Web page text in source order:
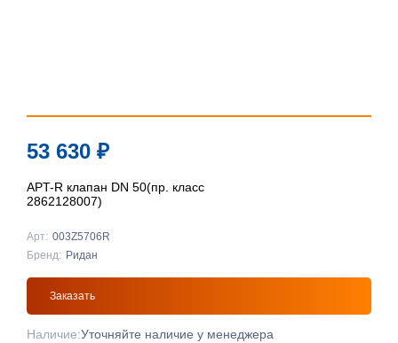
53 630 ₽
APT-R клапан DN 50(пр. класс
2862128007)
Арт: 003Z5706R
Бренд: Ридан
Заказать
Наличие:Уточняйте наличие у менеджера